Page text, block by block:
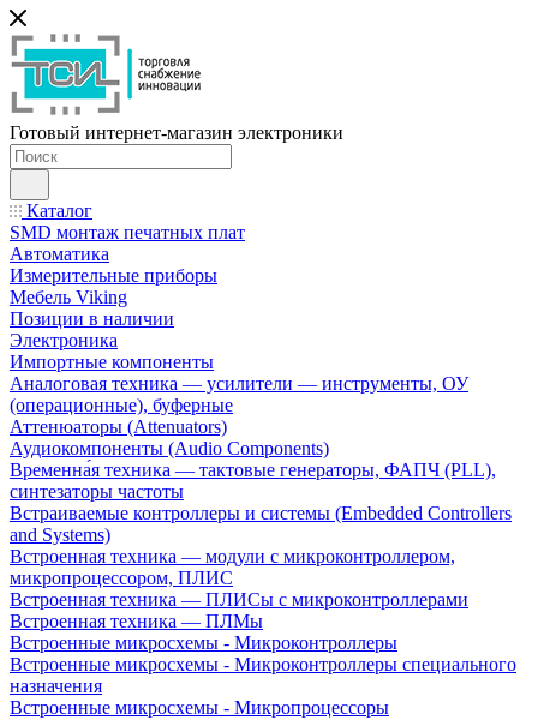
Готовый интернет-магазин электроники
Каталог
SMD монтаж печатных плат
Автоматика
Измерительные приборы
Мебель Viking
Позиции в наличии
Электроника
Импортные компоненты
Аналоговая техника — усилители — инструменты, ОУ
(операционные), буферные
Аттенюаторы (Attenuators)
Аудиокомпоненты (Audio Components)
Временна́я техника — тактовые генераторы, ФАПЧ (PLL),
синтезаторы частоты
Встраиваемые контроллеры и системы (Embedded Controllers
and Systems)
Встроенная техника — модули с микроконтроллером,
микропроцессором, ПЛИС
Встроенная техника — ПЛИСы с микроконтроллерами
Встроенная техника — ПЛМы
Встроенные микросхемы - Микроконтроллеры
Встроенные микросхемы - Микроконтроллеры специального
назначения
Встроенные микросхемы - Микропроцессоры